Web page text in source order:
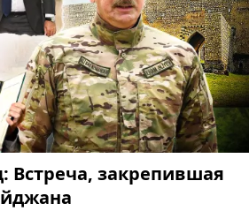
Встреча, закрепившая